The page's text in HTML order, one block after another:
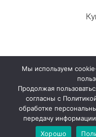
125009, г.
Мы используем
Продолжая
согласны с
обработке
передачу
Хорошо